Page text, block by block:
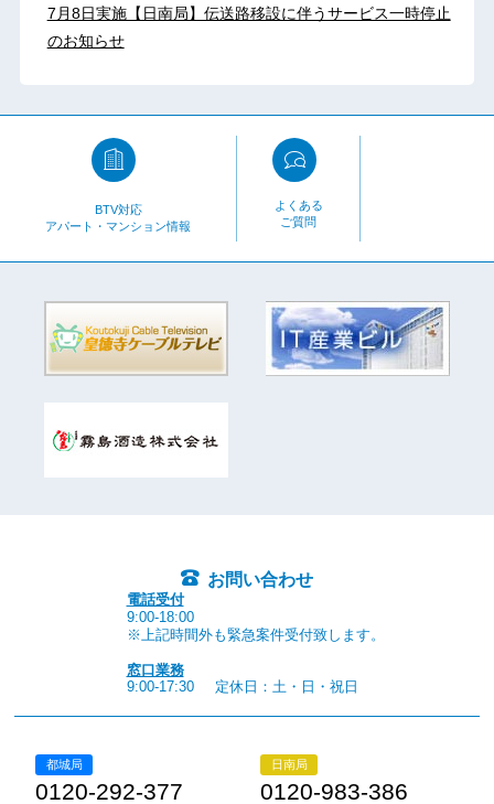
7月8日実施【日南局】伝送路移設に伴うサービス一時停止
のお知らせ
BTV対応
アパート・マンション情報
よくある
ご質問
お問い合わせ
電話受付
9:00-18:00
※上記時間外も緊急案件受付致します。
窓口業務
9:00-17:30
定休日：土・日・祝日
都城局
0120-292-377
日南局
0120-983-386